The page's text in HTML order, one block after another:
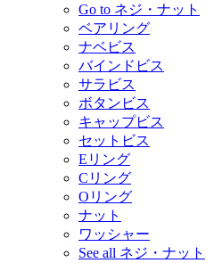
Go to ネジ・ナット
ベアリング
ナベビス
バインドビス
サラビス
ボタンビス
キャップビス
セットビス
Eリング
Cリング
Oリング
ナット
ワッシャー
See all ネジ・ナット